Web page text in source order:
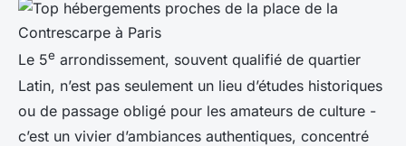
Le 5e arrondissement, souvent qualifié de quartier
Latin, n’est pas seulement un lieu d’études historiques
ou de passage obligé pour les amateurs de culture -
c’est un vivier d’ambiances authentiques, concentré